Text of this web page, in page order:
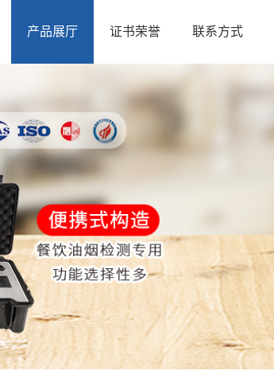
产品展厅 证书荣誉 联系方式